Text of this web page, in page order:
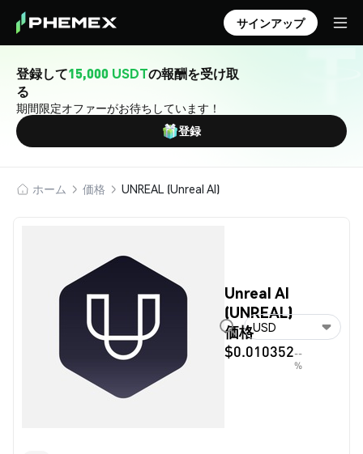
サインアップ
登録して15,000 USDTの報酬を受け取
る
期間限定オファーがお待ちしています！
登録
ホーム 価格 UNREAL (Unreal AI)
Unreal AI
(UNREAL)
価格
$0.010352--
%
USD